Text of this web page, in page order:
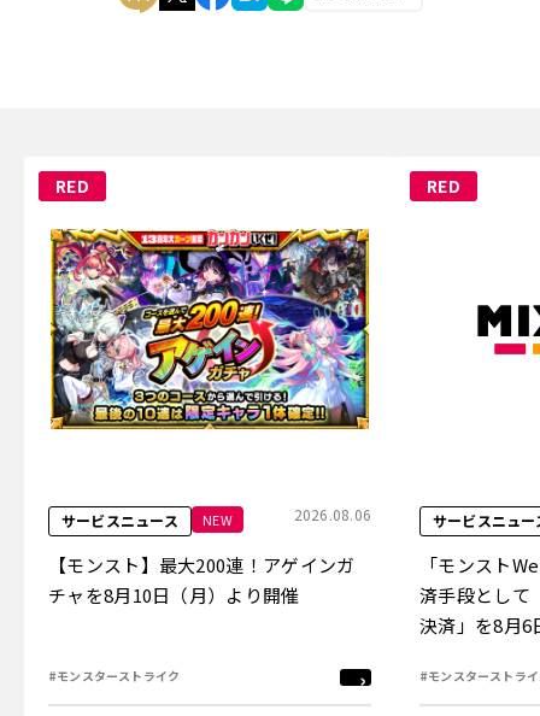
RED
サービスニュース NEW 2026.08.06
【モンスト】最大200連！アゲインガ
チャを8月10日（月）より開催
#モンスターストライク
RED
サービスニュー
「モンスト
済手段として
決済」を8月6
#モンスターストラ